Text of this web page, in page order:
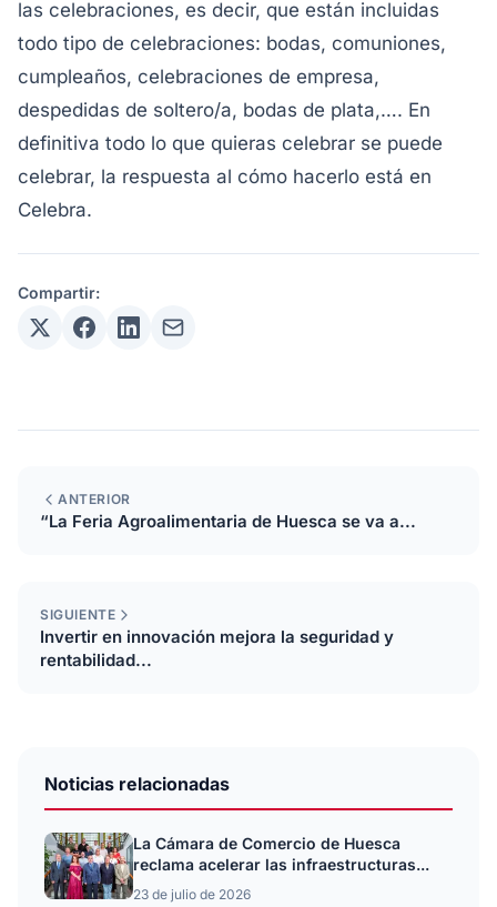
las celebraciones, es decir, que están incluidas
todo tipo de celebraciones: bodas, comuniones,
cumpleaños, celebraciones de empresa,
despedidas de soltero/a, bodas de plata,…. En
definitiva todo lo que quieras celebrar se puede
celebrar, la respuesta al cómo hacerlo está en
Celebra.
Compartir:
ANTERIOR
“La Feria Agroalimentaria de Huesca se va a...
SIGUIENTE
Invertir en innovación mejora la seguridad y
rentabilidad...
Noticias relacionadas
La Cámara de Comercio de Huesca
reclama acelerar las infraestructuras...
23 de julio de 2026